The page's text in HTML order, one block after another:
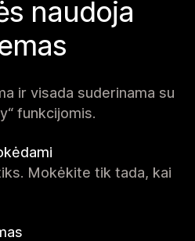
naudoja
ir visada suderinama su
funkcijomis.
Mokėkite tik tada, kai